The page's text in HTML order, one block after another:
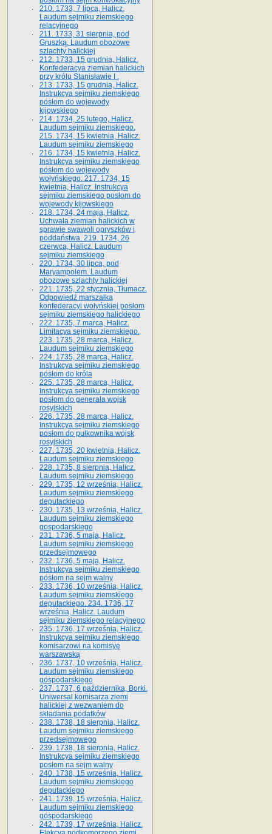
210. 1733, 7 lipca, Halicz.
Laudum sejmiku ziemskiego
relacyjnego
211. 1733, 31 sierpnia, pod
Gruszką. Laudum obozowe
szlachty halickiej
212. 1733, 15 grudnia, Halicz.
Konfederacya ziemian halickich
przy królu Stanisławie I .
213. 1733, 15 grudnia, Halicz.
Instrukcya sejmiku ziemskiego
posłom do wojewody
kijowskiego
214. 1734, 25 lutego, Halicz.
Laudum sejmiku ziemskiego.
215. 1734, 15 kwietnia, Halicz.
Laudum sejmiku ziemskiego
216. 1734, 15 kwietnia, Halicz.
Instrukcya sejmiku ziemskiego
posłom do wojewody
wołyńskiego. 217. 1734, 15
kwietnia, Halicz. Instrukcya
sejmiku ziemskiego posłom do
wojewody kijowskiego
218. 1734, 24 maja, Halicz.
Uchwała ziemian halickich w
sprawie swawoli opryszków i
poddaństwa. 219. 1734, 26
czerwca, Halicz. Laudum
sejmiku ziemskiego
220. 1734, 30 lipca, pod
Maryampolem. Laudum
obozowe szlachty halickiej
221. 1735, 22 stycznia, Tłumacz.
Odpowiedź marszałka
konfederacyi wołyńskiej posłom
sejmiku ziemskiego halickiego
222. 1735, 7 marca, Halicz.
Limitacya sejmiku ziemskiego.
223. 1735, 28 marca, Halicz.
Laudum sejmiku ziemskiego
224. 1735, 28 marca, Halicz.
Instrukcya sejmiku ziemskiego
posłom do króla
225. 1735, 28 marca, Halicz.
Instrukcya sejmiku ziemskiego
posłom do generała wojsk
rosyjskich
226. 1735, 28 marca, Halicz.
Instrukcya sejmiku ziemskiego
posłom do pułkownika wojsk
rosyjskich
227. 1735, 20 kwietnia, Halicz.
Laudum sejmiku ziemskiego
228. 1735, 8 sierpnia, Halicz.
Laudum sejmiku ziemskiego
229. 1735, 12 września, Halicz.
Laudum sejmiku ziemskiego
deputackiego
230. 1735, 13 września, Halicz.
Laudum sejmiku ziemskiego
gospodarskiego
231. 1736, 5 maja, Halicz.
Laudum sejmiku ziemskiego
przedsejmowego
232. 1736, 5 maja, Halicz.
Instrukcya sejmiku ziemskiego
posłom na sejm walny
233. 1736, 10 września, Halicz.
Laudum sejmiku ziemskiego
deputackiego. 234. 1736, 17
września, Halicz. Laudum
sejmiku ziemskiego relacyjnego
235. 1736, 17 września, Halicz.
Instrukcya sejmiku ziemskiego
komisarzowi na komisyę
warszawską
236. 1737, 10 września, Halicz.
Laudum sejmiku ziemskiego
gospodarskiego
237. 1737, 6 października, Borki.
Uniwersał komisarza ziemi
halickiej z wezwaniem do
składania podatków
238. 1738, 18 sierpnia, Halicz.
Laudum sejmiku ziemskiego
przedsejmowego
239. 1738, 18 sierpnia, Halicz.
Instrukcya sejmiku ziemskiego
posłom na sejm walny
240. 1738, 15 września, Halicz.
Laudum sejmiku ziemskiego
deputackiego
241. 1739, 15 września, Halicz.
Laudum sejmiku ziemskiego
gospodarskiego
242. 1739, 17 września, Halicz.